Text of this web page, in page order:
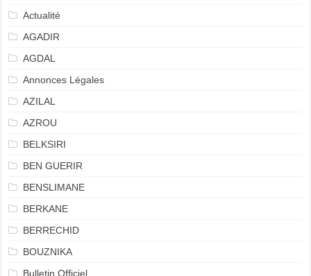
Actualité
AGADIR
AGDAL
Annonces Légales
AZILAL
AZROU
BELKSIRI
BEN GUERIR
BENSLIMANE
BERKANE
BERRECHID
BOUZNIKA
Bulletin Officiel